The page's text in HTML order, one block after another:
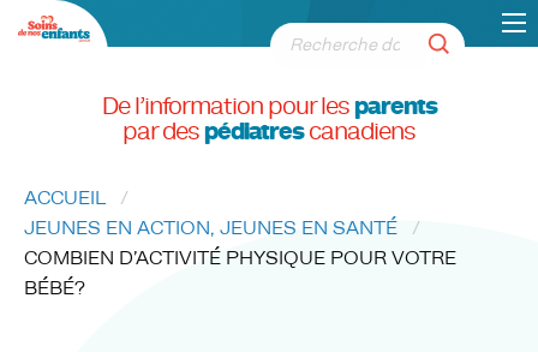
De l’information pour les parents
par des pédiatrescanadiens
ACCUEIL
JEUNES EN ACTION, JEUNES EN SANTÉ
CURRENT:
COMBIEN D’ACTIVITÉ PHYSIQUE POUR VOTRE
BÉBÉ?